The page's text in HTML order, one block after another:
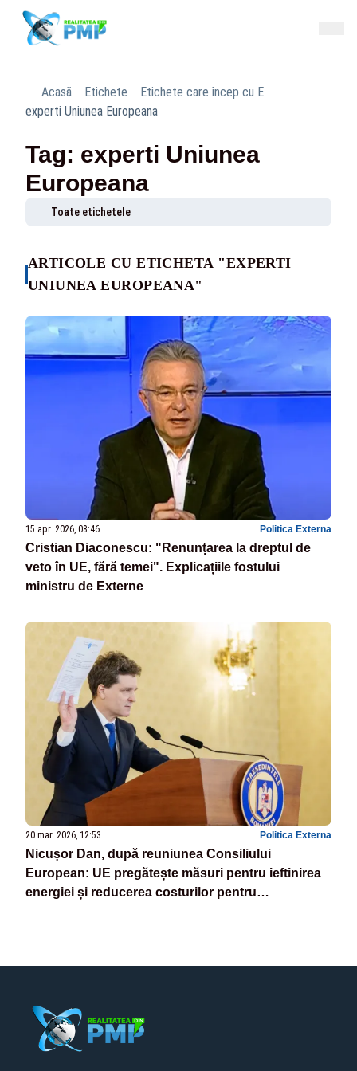
Acasă Etichete
Etichete care încep cu E
experti Uniunea Europeana
Tag: experti Uniunea
Europeana
Toate etichetele
ARTICOLE CU ETICHETA "EXPERTI
UNIUNEA EUROPEANA"
15 apr. 2026, 08:46 Politica Externa
Cristian Diaconescu: "Renunțarea la dreptul de
veto în UE, fără temei". Explicațiile fostului
ministru de Externe
20 mar. 2026, 12:53 Politica Externa
Nicușor Dan, după reuniunea Consiliului
European: UE pregătește măsuri pentru ieftinirea
energiei și reducerea costurilor pentru